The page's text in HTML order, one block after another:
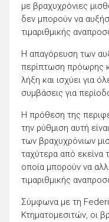
με βραχυχρόνιες
δεν μπορούν να
τιμαριθμικής
Η απαγόρευση των
περίπτωση πρόωρης
λήξη και ισχύει για
συμβάσεις για
Η πρόθεση της
την ρύθμιση αυτή
των βραχυχρόνιων
ταχύτερα από
οποία μπορούν να
τιμαριθμικής
Σύμφωνα με τη
Κτηματομεσιτών, οι